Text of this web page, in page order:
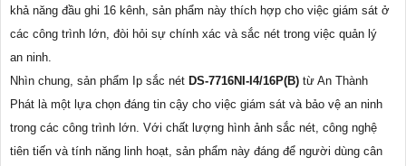
khả năng đầu ghi 16 kênh, sản phẩm này thích hợp cho việc giám sát ở
các công trình lớn, đòi hỏi sự chính xác và sắc nét trong việc quản lý
an ninh.
Nhìn chung, sản phẩm Ip sắc nét DS-7716NI-I4/16P(B) từ An Thành
Phát là một lựa chọn đáng tin cậy cho việc giám sát và bảo vệ an ninh
trong các công trình lớn. Với chất lượng hình ảnh sắc nét, công nghệ
tiên tiến và tính năng linh hoạt, sản phẩm này đáng để người dùng cân